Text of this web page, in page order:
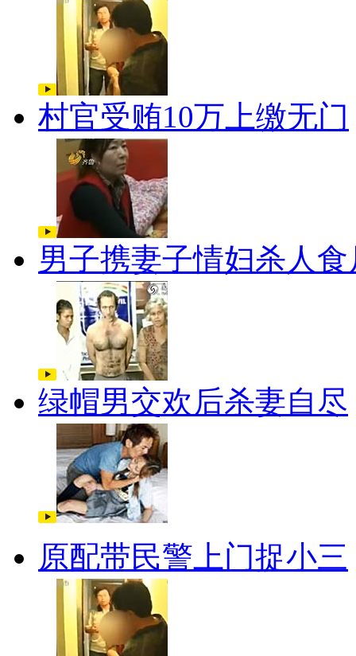
村官受贿10万上缴无门
男子携妻子情妇杀人食
绿帽男交欢后杀妻自尽
原配带民警上门捉小三